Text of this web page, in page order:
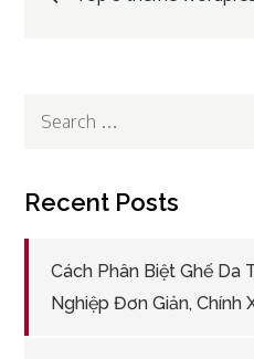
Search
Recent Posts
Cách Phân Biệt Ghế Da
Nghiệp Đơn Giản, Chính